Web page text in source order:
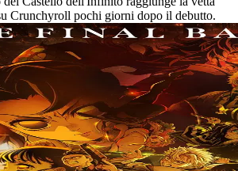
Crunchyroll pochi giorni dopo il debutto.